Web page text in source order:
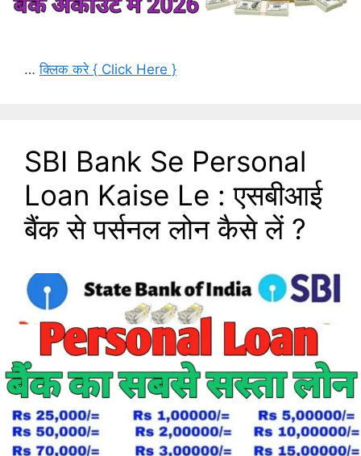
…क्लिक करे { Click Here }
SBI Bank Se Personal
Loan Kaise Le : एसबीआई
बैंक से पर्सनल लोन कैसे लें ?